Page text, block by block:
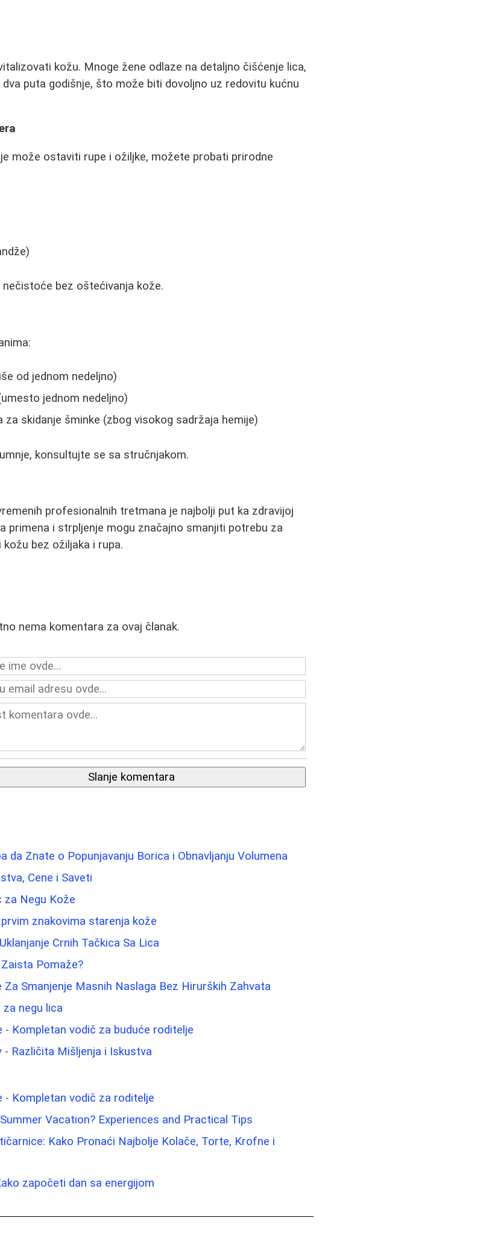
kožu. Mnoge žene odlaze na detaljno čišćenje lica,
puta godišnje, što može biti dovoljno uz redovitu kućnu
može ostaviti rupe i ožiljke, možete probati prirodne
bez oštećivanja kože.
od jednom nedeljno)
jednom nedeljno)
za skidanje šminke (zbog visokog sadržaja hemije)
konsultujte se sa stručnjakom.
profesionalnih tretmana je najbolji put ka zdravijoj
primena i strpljenje mogu značajno smanjiti potrebu za
bez ožiljaka i rupa.
nema komentara za ovaj članak.
Slanje komentara
da Znate o Popunjavanju Borica i Obnavljanju Volumena
Cene i Saveti
za Negu Kože
znakovima starenja kože
Crnih Tačkica Sa Lica
Pomaže?
Smanjenje Masnih Naslaga Bez Hirurških Zahvata
negu lica
Kompletan vodič za buduće roditelje
Različita Mišljenja i Iskustva
- Kompletan vodič za roditelje
Vacation? Experiences and Practical Tips
Kako Pronaći Najbolje Kolače, Torte, Krofne i
započeti dan sa energijom